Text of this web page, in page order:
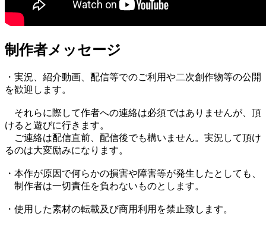
制作者メッセージ
・実況、紹介動画、配信等でのご利用や二次創作物等の公開
を歓迎します。
それらに際して作者への連絡は必須ではありませんが、頂
けると遊びに行きます。
ご連絡は配信直前、配信後でも構いません。実況して頂け
るのは大変励みになります。
・本作が原因で何らかの損害や障害等が発生したとしても、
制作者は一切責任を負わないものとします。
・使用した素材の転載及び商用利用を禁止致します。